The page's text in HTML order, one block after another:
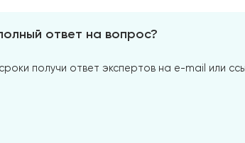
ответ на вопрос?
получи ответ экспертов на e-mail или